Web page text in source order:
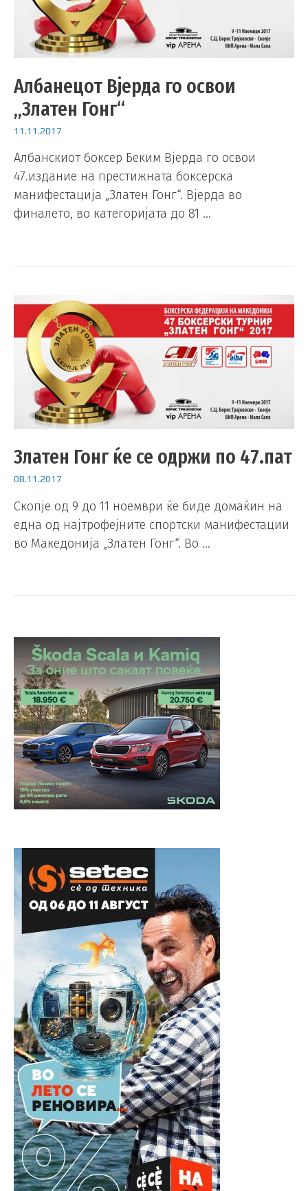
Албанецот Вјерда го освои
„Златен Гонг“
11.11.2017
Албанскиот боксер Беким Вјерда го освои
47.издание на престижната боксерска
манифестација „Златен Гонг“. Вјерда во
финалето, во категоријата до 81 …
Златен Гонг ќе се одржи по 47.пат
08.11.2017
Скопје од 9 до 11 ноември ќе биде домаќин на
една од најтрофејните спортски манифестации
во Македонија „Златен Гонг“. Во …